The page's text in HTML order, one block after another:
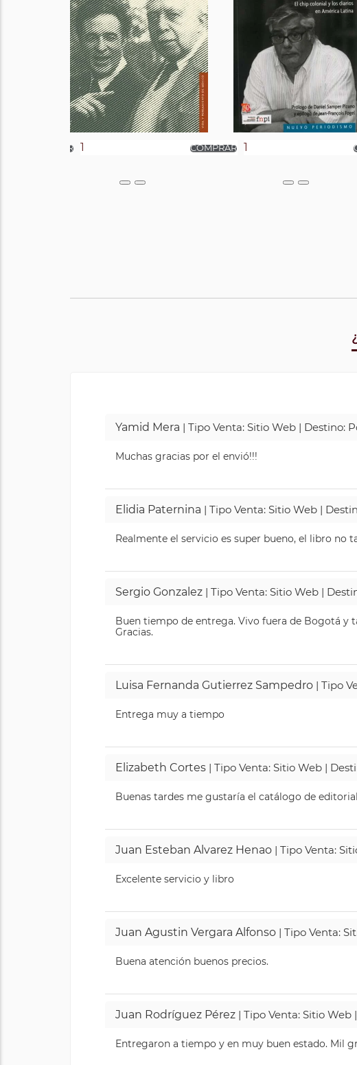
Yamid Mera | Tipo Venta: Sitio Web | Destino:
Muchas gracias por el envió!!!
Elidia Paternina | Tipo Venta: Sitio Web |
Realmente el servicio es super bueno, el libro no
Sergio Gonzalez | Tipo Venta: Sitio Web |
Buen tiempo de entrega. Vivo fuera de Bogotá y
Gracias.
Luisa Fernanda Gutierrez Sampedro | Tipo
Entrega muy a tiempo
Elizabeth Cortes | Tipo Venta: Sitio Web |
Buenas tardes me gustaría el catálogo de
Juan Esteban Alvarez Henao | Tipo Venta:
Excelente servicio y libro
Juan Agustin Vergara Alfonso | Tipo Venta:
Buena atención buenos precios.
Juan Rodríguez Pérez | Tipo Venta: Sitio
Entregaron a tiempo y en muy buen estado. Mil